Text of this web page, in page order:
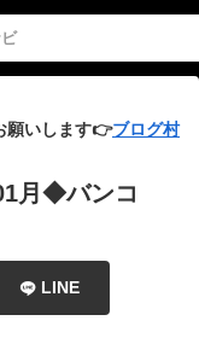
願いします👉ブログ村
月◆バンコ
LINE